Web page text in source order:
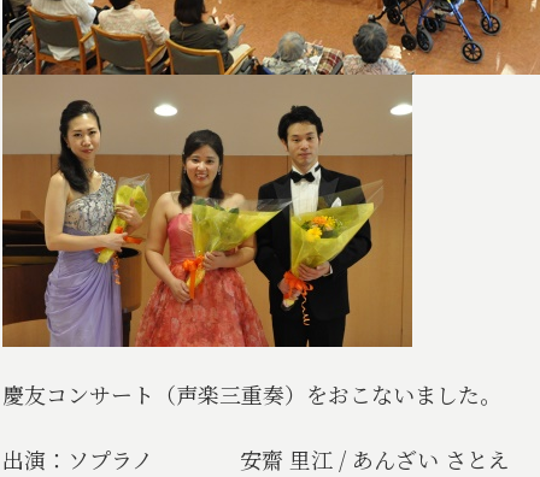
慶友コンサート（声楽三重奏）をおこないました。
出演：ソプラノ 安齋 里江 / あんざい さとえ